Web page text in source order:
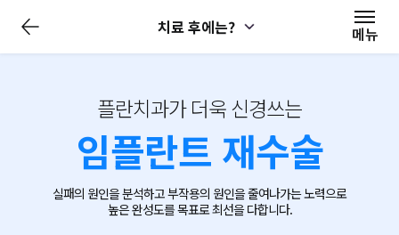
치료 후에는? 메뉴
뉴
플란치과가 더욱 신경쓰는
임플란트 재수술
실패의 원인을 분석하고 부작용의 원인을 줄여나가는 노력으로
높은 완성도를 목표로 최선을 다합니다.